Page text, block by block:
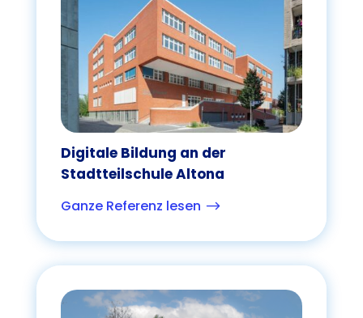
Digitale Bildung an der
Stadtteilschule Altona
Ganze Referenz lesen $